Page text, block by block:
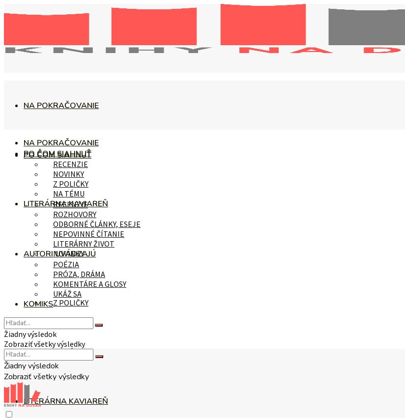
NA POKRAČOVANIE
PO ČOM SIAHNUŤ
RECENZIE
NOVINKY
Z POLIČKY
NA TÉMU
LITERÁRNA KAVIAREŇ
NA POKRAČOVANIE
PO ČOM SIAHNUŤ
RECENZIE
NOVINKY
Z POLIČKY
NA TÉMU
LITERÁRNA KAVIAREŇ
ROZHOVORY
ODBORNÉ ČLÁNKY, ESEJE
NEPOVINNÉ ČÍTANIE
LITERÁRNY ŽIVOT
AUTORI UVÁDZAJÚ
POÉZIA
PRÓZA, DRÁMA
KOMENTÁRE A GLOSY
UKÁŽ SA
KOMIKS
Žiadny výsledok
Zobraziť všetky výsledky
Žiadny výsledok
Zobraziť všetky výsledky